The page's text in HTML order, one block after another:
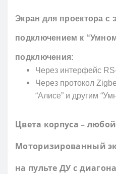
Экран для проектора с
подключением к
подключения:
Через интерфейс
Через протокол
“Алисе” и другим
Цвета корпуса –
Моторизированный
на пульте ДУ c